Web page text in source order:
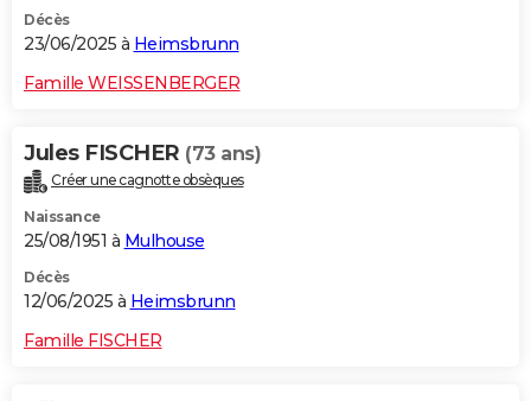
Décès
23/06/2025 à Heimsbrunn
Famille WEISSENBERGER
Jules FISCHER (73 ans)
Créer une cagnotte obsèques
Naissance
25/08/1951 à Mulhouse
Décès
12/06/2025 à Heimsbrunn
Famille FISCHER